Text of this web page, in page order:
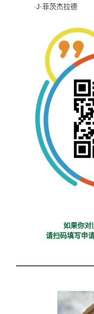
·J·菲茨杰拉德
如果你对
请扫码填写申